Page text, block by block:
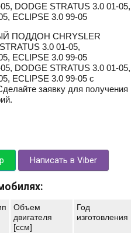
DODGE STRATUS 3.0 01-05,
ECLIPSE 3.0 99-05
ПОДДОН CHRYSLER
3.0 01-05,
ECLIPSE 3.0 99-05
DODGE STRATUS 3.0 01-05,
ECLIPSE 3.0 99-05 с
заявку для получения
Написать в Viber
Объем
двигателя
[ccм]
Год
изготовления